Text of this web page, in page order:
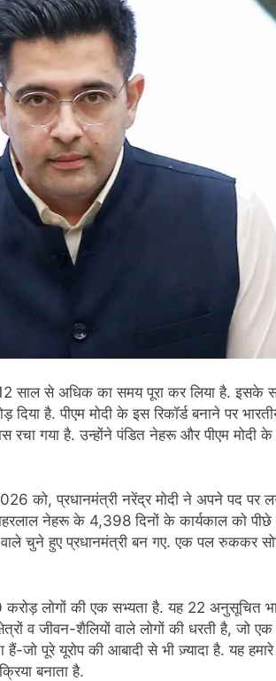
12 साल से अधिक का समय पूरा कर लिया है. इसके
दिया है. पीएम मोदी के इस रिकॉर्ड बनाने पर
रचा गया है. उन्होंने पंडित नेहरू और पीएम मोदी
को, प्रधानमंत्री नरेंद्र मोदी ने अपने पद पर
नेहरू के 4,398 दिनों के कार्यकाल को पीछे
चुने हुए प्रधानमंत्री बन गए. एक पल रुककर
लोगों की एक सभ्यता है. यह 22 अनुसूचित
व जीवन-शैलियों वाले लोगों की धरती है, जो
पूरे यूरोप की आबादी से भी ज़्यादा है. यह हमारे
बनाता है.